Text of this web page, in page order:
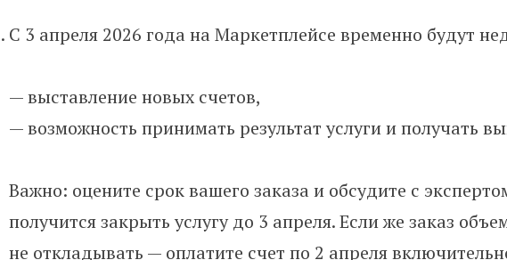
С 3 апреля 2026 года на Маркетплейсе временно будут
— выставление новых счетов,
— возможность принимать результат услуги и получать
Важно: оцените срок вашего заказа и обсудите с
получится закрыть услугу до 3 апреля. Если же заказ
не откладывать — оплатите счет по 2 апреля